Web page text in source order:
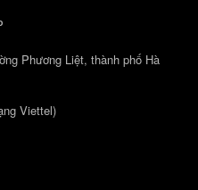
Phương Liệt, thành phố Hà
Viettel)